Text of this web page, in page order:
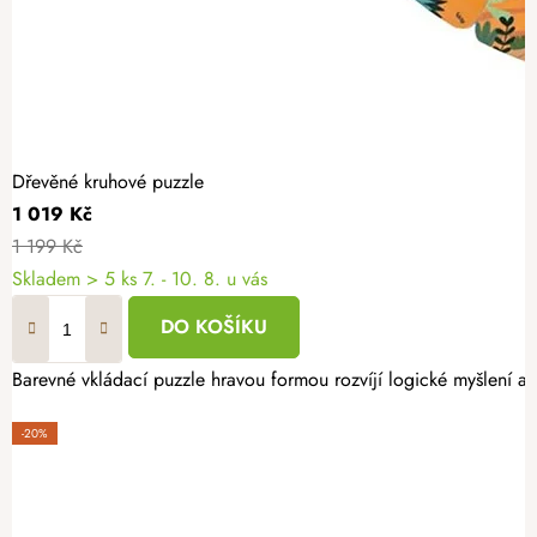
Dřevěné kruhové puzzle
1 019 Kč
1 199 Kč
Skladem > 5 ks 7. - 10. 8. u vás
DO KOŠÍKU
Barevné vkládací puzzle hravou formou rozvíjí logické myšlení
-20%